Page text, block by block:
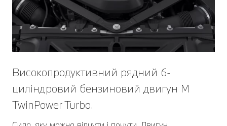
Високопродуктивний рядний 6-
циліндровий бензиновий двигун M
TwinPower Turbo.